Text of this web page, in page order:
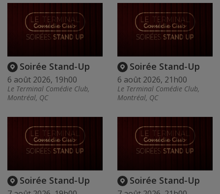
Soirée Stand-Up
6 août 2026, 19h00
Le Terminal Comédie Club,
Montréal, QC
Soirée Stand-Up
6 août 2026, 21h00
Le Terminal Comédie Club,
Montréal, QC
Soirée Stand-Up Soirée Stand-Up